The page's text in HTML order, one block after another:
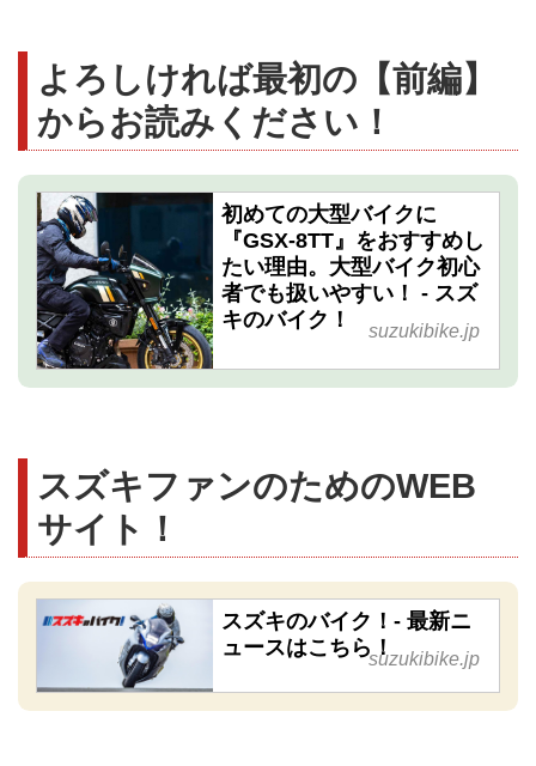
よろしければ最初の【前編】
からお読みください！
初めての大型バイクに
『GSX-8TT』をおすすめし
たい理由。大型バイク初心
者でも扱いやすい！ - スズ
キのバイク！
suzukibike.jp
スズキファンのためのWEB
サイト！
スズキのバイク！- 最新ニ
ュースはこちら！suzukibike.jp